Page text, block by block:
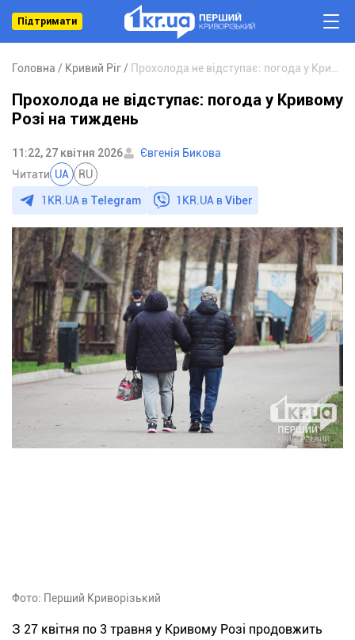
Підтримати
Головна Кривий Ріг
Прохолода не відступає: погода у Кривому
Розі на тиждень
11:22, 27 квітня 2026
Євгенія Бикова
Читати UA RU
1KR.UA в Telegram 1KR.UA вViber
Фото: Перший Криворізький
З 27 квітня по 3 травня у Кривому Розі продовжить